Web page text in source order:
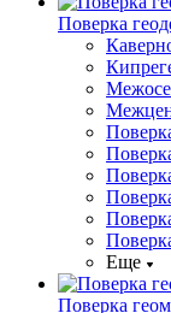
Поверка
Еще
Поверка